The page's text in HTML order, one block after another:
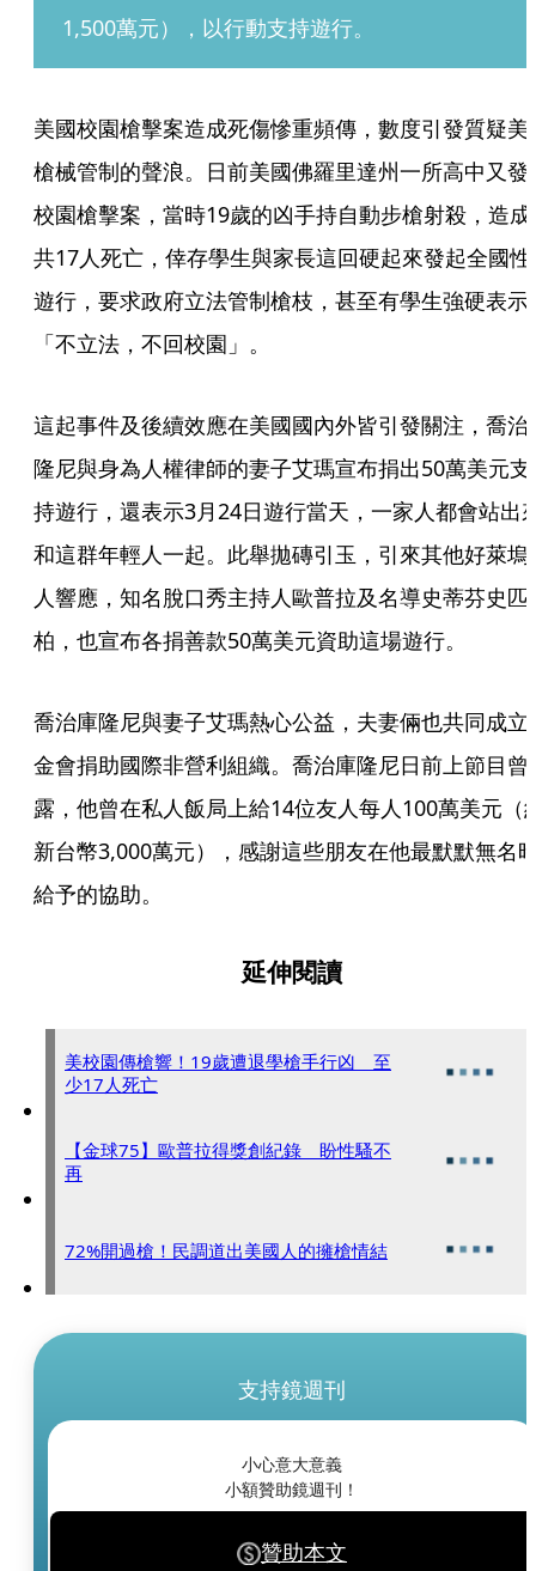
1,500萬元），以行動支持遊行。
美國校園槍擊案造成死傷慘重頻傳，數度引發質疑美
槍械管制的聲浪。日前美國佛羅里達州一所高中又發
校園槍擊案，當時19歲的凶手持自動步槍射殺，造成
共17人死亡，倖存學生與家長這回硬起來發起全國性
遊行，要求政府立法管制槍枝，甚至有學生強硬表示
「不立法，不回校園」。
這起事件及後續效應在美國國內外皆引發關注，喬治
隆尼與身為人權律師的妻子艾瑪宣布捐出50萬美元支
持遊行，還表示3月24日遊行當天，一家人都會站出
和這群年輕人一起。此舉拋磚引玉，引來其他好萊塢
人響應，知名脫口秀主持人歐普拉及名導史蒂芬史匹
柏，也宣布各捐善款50萬美元資助這場遊行。
喬治庫隆尼與妻子艾瑪熱心公益，夫妻倆也共同成立
金會捐助國際非營利組織。喬治庫隆尼日前上節目曾
露，他曾在私人飯局上給14位友人每人100萬美元（
新台幣3,000萬元），感謝這些朋友在他最默默無名
給予的協助。
延伸閱讀
美校園傳槍響！19歲遭退學槍手行凶 至
少17人死亡
【金球75】歐普拉得獎創紀錄 盼性騷不
再
72%開過槍！民調道出美國人的擁槍情結
支持鏡週刊
小心意大意義
小額贊助鏡週刊！
贊助本文